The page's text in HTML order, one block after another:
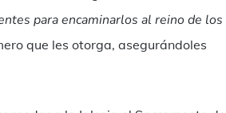
para encaminarlos al reino de los
que les otorga, asegurándoles